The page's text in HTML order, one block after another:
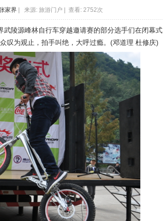
家界| 来源: 旅游门户 | 查看: 2752次
武陵源峰林自行车穿越邀请赛的部分选手们在闭幕式
叹为观止，拍手叫绝，大呼过瘾。(邓道理 杜修庆)